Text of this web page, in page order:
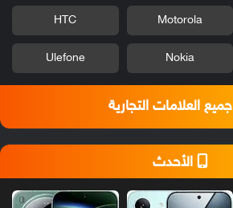
Motorola
HTC
Nokia
Ulefone
جميع العلامات التجارية
الأحدث